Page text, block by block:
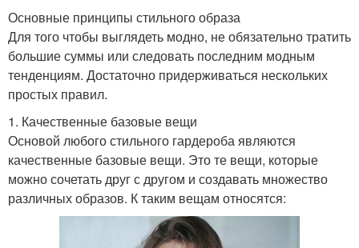
Основные принципы стильного образа
Для того чтобы выглядеть модно, не обязательно тратить
большие суммы или следовать последним модным
тенденциям. Достаточно придерживаться нескольких
простых правил.
1. Качественные базовые вещи
Основой любого стильного гардероба являются
качественные базовые вещи. Это те вещи, которые
можно сочетать друг с другом и создавать множество
различных образов. К таким вещам относятся: